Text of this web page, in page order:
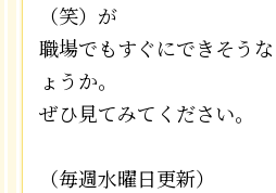
（笑）が
職場でもすぐにできそう
ょうか。
ぜひ見てみてください。
（毎週水曜日更新）